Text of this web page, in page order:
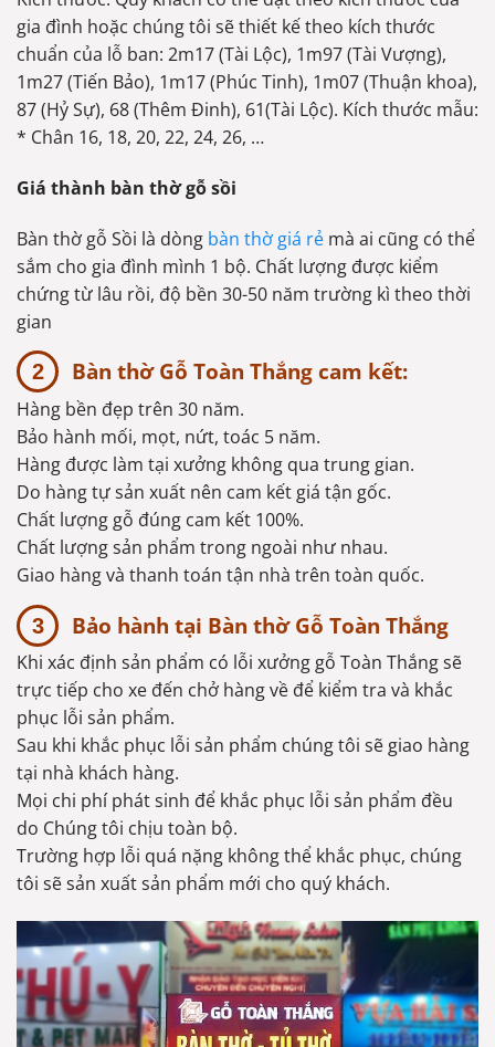
gia đình hoặc chúng tôi sẽ thiết kế theo kích thước
chuẩn của lỗ ban: 2m17 (Tài Lộc), 1m97 (Tài Vượng),
1m27 (Tiến Bảo), 1m17 (Phúc Tinh), 1m07 (Thuận khoa),
87 (Hỷ Sự), 68 (Thêm Đinh), 61(Tài Lộc). Kích thước mẫu:
* Chân 16, 18, 20, 22, 24, 26, …
Giá thành bàn thờ gỗ sồi
Bàn thờ gỗ Sồi là dòng bàn thờ giá rẻ mà ai cũng có thể
sắm cho gia đình mình 1 bộ. Chất lượng được kiểm
chứng từ lâu rồi, độ bền 30-50 năm trường kì theo thời
gian
Bàn thờ Gỗ Toàn Thắng cam kết:
Hàng bền đẹp trên 30 năm.
Bảo hành mối, mọt, nứt, toác 5 năm.
Hàng được làm tại xưởng không qua trung gian.
Do hàng tự sản xuất nên cam kết giá tận gốc.
Chất lượng gỗ đúng cam kết 100%.
Chất lượng sản phẩm trong ngoài như nhau.
Giao hàng và thanh toán tận nhà trên toàn quốc.
Bảo hành tại Bàn thờ Gỗ Toàn Thắng
Khi xác định sản phẩm có lỗi xưởng gỗ Toàn Thắng sẽ
trực tiếp cho xe đến chở hàng về để kiểm tra và khắc
phục lỗi sản phẩm.
Sau khi khắc phục lỗi sản phẩm chúng tôi sẽ giao hàng
tại nhà khách hàng.
Mọi chi phí phát sinh để khắc phục lỗi sản phẩm đều
do Chúng tôi chịu toàn bộ.
Trường hợp lỗi quá nặng không thể khắc phục, chúng
tôi sẽ sản xuất sản phẩm mới cho quý khách.